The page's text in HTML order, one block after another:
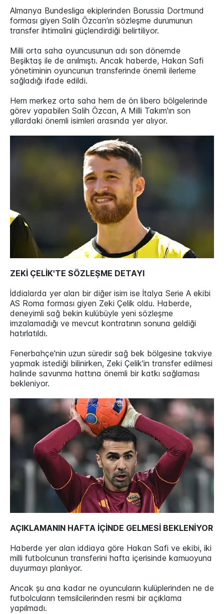
Almanya Bundesliga ekiplerinden Borussia Dortmund
forması giyen Salih Özcan'ın sözleşme durumunun
transfer ihtimalini güçlendirdiği belirtiliyor.
Milli orta saha oyuncusunun adı son dönemde
Beşiktaş ile de anılmıştı. Ancak haberde, Hakan Safi
yönetiminin oyuncunun transferinde önemli ilerleme
sağladığı ifade edildi.
Hem merkez orta saha hem de ön libero bölgelerinde
görev yapabilen Salih Özcan, A Milli Takım'ın son
yıllardaki önemli isimleri arasında yer alıyor.
ZEKİ ÇELİK'TE SÖZLEŞME DETAYI
İddialarda yer alan bir diğer isim ise İtalya Serie A ekibi
AS Roma forması giyen Zeki Çelik oldu. Haberde,
deneyimli sağ bekin kulübüyle yeni sözleşme
imzalamadığı ve mevcut kontratının sonuna geldiği
hatırlatıldı.
Fenerbahçe'nin uzun süredir sağ bek bölgesine takviye
yapmak istediği bilinirken, Zeki Çelik'in transfer edilmesi
halinde savunma hattına önemli bir katkı sağlaması
bekleniyor.
AÇIKLAMANIN HAFTA İÇİNDE GELMESİ BEKLENİYOR
Haberde yer alan iddiaya göre Hakan Safi ve ekibi, iki
milli futbolcunun transferini hafta içerisinde kamuoyuna
duyurmayı planlıyor.
Ancak şu ana kadar ne oyuncuların kulüplerinden ne de
futbolcuların temsilcilerinden resmi bir açıklama
yapılmadı.